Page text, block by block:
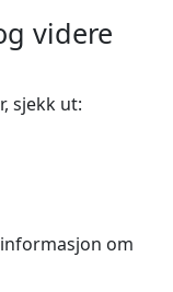
videre
sjekk ut:
om